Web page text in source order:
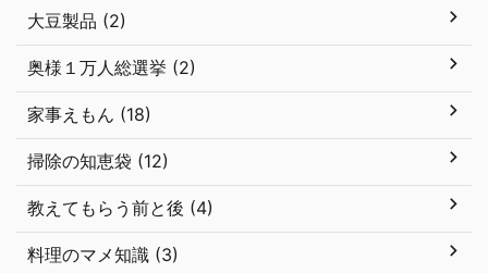
大豆製品 (2)
奥様１万人総選挙 (2)
家事えもん (18)
掃除の知恵袋 (12)
教えてもらう前と後 (4)
料理のマメ知識 (3)